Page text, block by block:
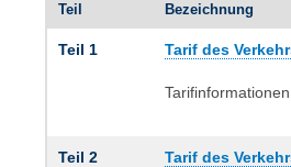
Teil Bezeichnung
Teil 1 Tarif des
Teil 2
Tarif des